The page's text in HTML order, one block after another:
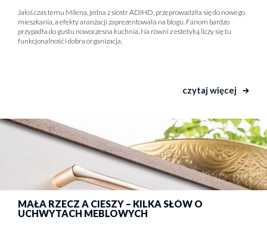
Jakiś czas temu Milena, jedna z sióstr ADIHD, przeprowadziła się do nowego
mieszkania, a efekty aranżacji zaprezentowała na blogu. Fanom bardzo
przypadła do gustu nowoczesna kuchnia. Na równi z estetyką liczy się tu
funkcjonalność i dobra organizacja.
czytaj więcej
MAŁA RZECZ A CIESZY – KILKA SŁÓW O
UCHWYTACH MEBLOWYCH